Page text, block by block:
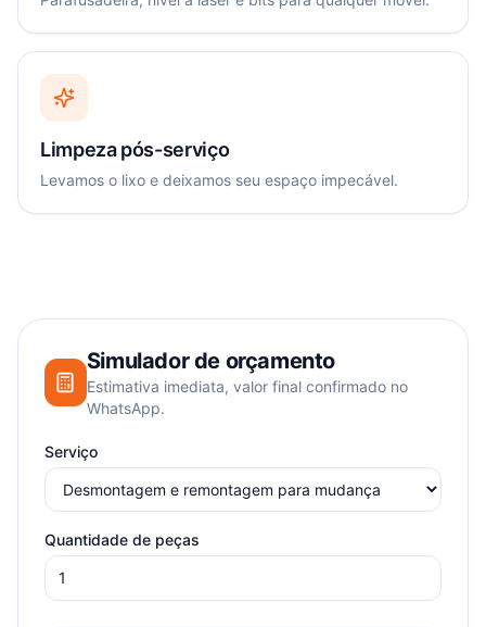
Limpeza pós-serviço
Levamos o lixo e deixamos seu espaço impecável.
Simulador de orçamento
Estimativa imediata, valor final confirmado no
WhatsApp.
Serviço
Quantidade de peças